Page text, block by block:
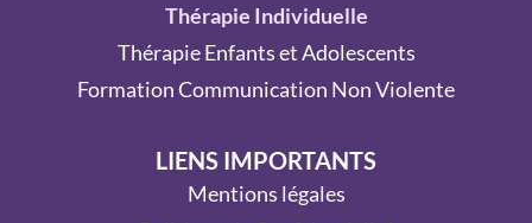
Thérapie Individuelle
Thérapie Enfants et Adolescents
Formation Communication Non Violente
LIENS IMPORTANTS
Mentions légales